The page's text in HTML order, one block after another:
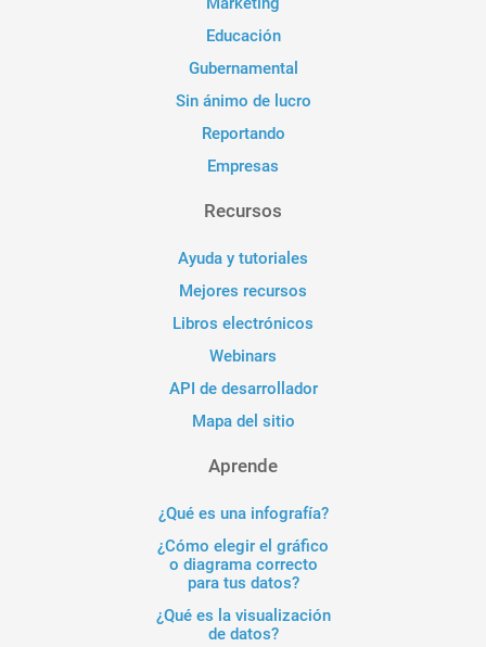
Educación
Gubernamental
Sin ánimo de lucro
Reportando
Empresas
Recursos
Ayuda y tutoriales
Mejores recursos
Libros electrónicos
Webinars
API de desarrollador
Mapa del sitio
Aprende
¿Qué es una infografía?
¿Cómo elegir el gráfico
o diagrama correcto
para tus datos?
¿Qué es la visualización
de datos?